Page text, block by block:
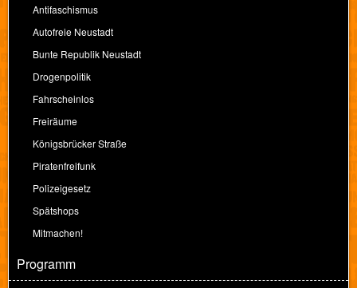
Antifaschismus
Autofreie Neustadt
Bunte Republik Neustadt
Drogenpolitik
Fahrscheinlos
Freiräume
Königsbrücker Straße
Piratenfreifunk
Polizeigesetz
Spätshops
Mitmachen!
Programm